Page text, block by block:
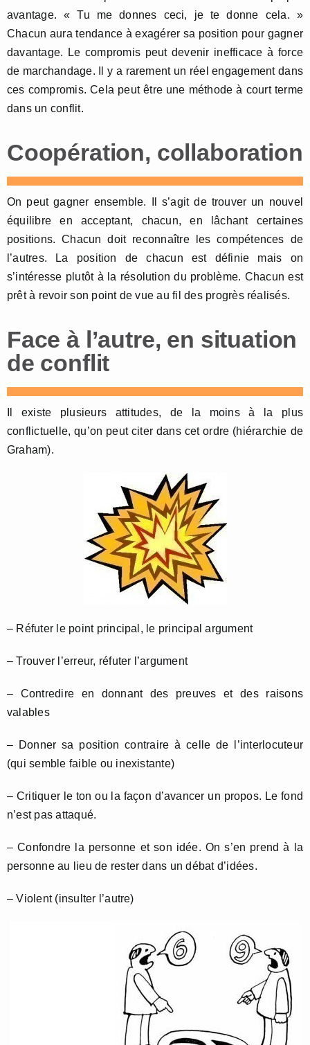
avantage. « Tu me donnes ceci, je te donne cela. »
Chacun aura tendance à exagérer sa position pour gagner
davantage. Le compromis peut devenir inefficace à force
de marchandage. Il y a rarement un réel engagement dans
ces compromis. Cela peut être une méthode à court terme
dans un conflit.
Coopération, collaboration
On peut gagner ensemble. Il s’agit de trouver un nouvel
équilibre en acceptant, chacun, en lâchant certaines
positions. Chacun doit reconnaître les compétences de
l’autres. La position de chacun est définie mais on
s’intéresse plutôt à la résolution du problème. Chacun est
prêt à revoir son point de vue au fil des progrès réalisés.
Face à l’autre, en situation
de conflit
Il existe plusieurs attitudes, de la moins à la plus
conflictuelle, qu’on peut citer dans cet ordre (hiérarchie de
Graham).
– Réfuter le point principal, le principal argument
– Trouver l’erreur, réfuter l’argument
– Contredire en donnant des preuves et des raisons
valables
– Donner sa position contraire à celle de l’interlocuteur
(qui semble faible ou inexistante)
– Critiquer le ton ou la façon d’avancer un propos. Le fond
n’est pas attaqué.
– Confondre la personne et son idée. On s’en prend à la
personne au lieu de rester dans un débat d’idées.
– Violent (insulter l’autre)